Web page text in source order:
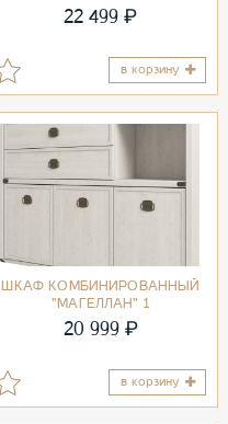
22 499 ₽
в корзину
ШКАФ КОМБИНИРОВАННЫЙ
"МАГЕЛЛАН" 1
20 999 ₽
в корзину